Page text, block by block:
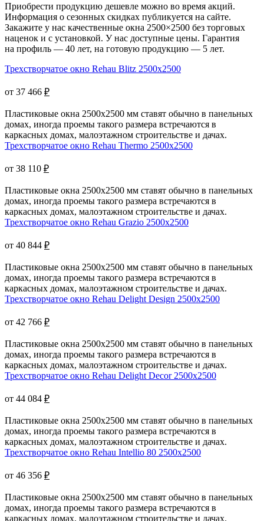
Приобрести продукцию дешевле можно во время акций.
Информация о сезонных скидках публикуется на сайте.
Закажите у нас качественные окна 2500×2500 без торговых
наценок и с установкой. У нас доступные цены. Гарантия
на профиль — 40 лет, на готовую продукцию — 5 лет.
Трехстворчатое окно Rehau Blitz 2500x2500
от 37 466 ₽
Пластиковые окна 2500х2500 мм ставят обычно в панельных
домах, иногда проемы такого размера встречаются в
каркасных домах, малоэтажном строительстве и дачах.
Трехстворчатое окно Rehau Thermo 2500x2500
от 38 110 ₽
Пластиковые окна 2500x2500 мм ставят обычно в панельных
домах, иногда проемы такого размера встречаются в
каркасных домах, малоэтажном строительстве и дачах.
Трехстворчатое окно Rehau Grazio 2500x2500
от 40 844 ₽
Пластиковые окна 2500x2500 мм ставят обычно в панельных
домах, иногда проемы такого размера встречаются в
каркасных домах, малоэтажном строительстве и дачах.
Трехстворчатое окно Rehau Delight Design 2500x2500
от 42 766 ₽
Пластиковые окна 2500x2500 мм ставят обычно в панельных
домах, иногда проемы такого размера встречаются в
каркасных домах, малоэтажном строительстве и дачах.
Трехстворчатое окно Rehau Delight Decor 2500x2500
от 44 084 ₽
Пластиковые окна 2500x2500 мм ставят обычно в панельных
домах, иногда проемы такого размера встречаются в
каркасных домах, малоэтажном строительстве и дачах.
Трехстворчатое окно Rehau Intellio 80 2500x2500
от 46 356 ₽
Пластиковые окна 2500x2500 мм ставят обычно в панельных
домах, иногда проемы такого размера встречаются в
каркасных домах, малоэтажном строительстве и дачах.